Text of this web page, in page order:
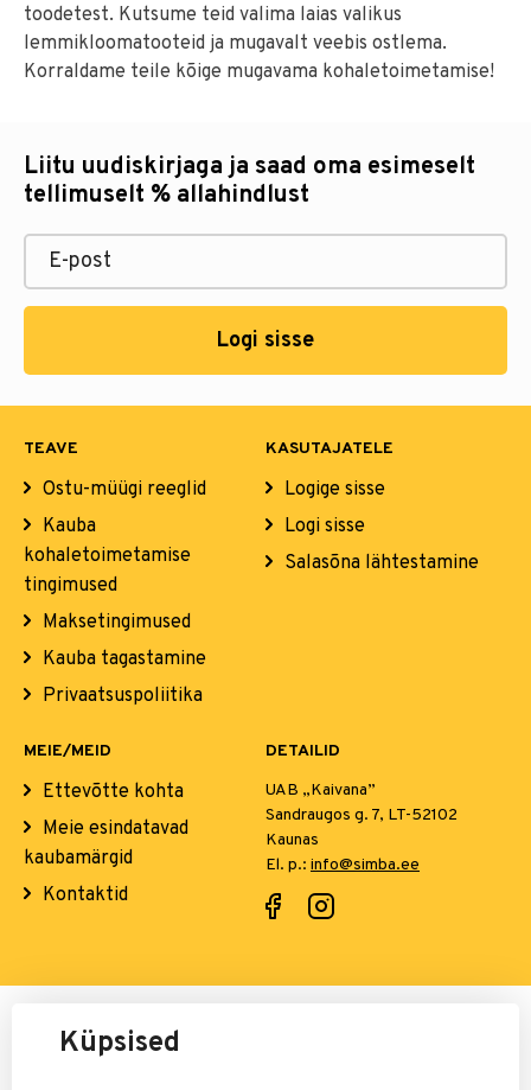
toodetest. Kutsume teid valima laias valikus
lemmikloomatooteid ja mugavalt veebis ostlema.
Korraldame teile kõige mugavama kohaletoimetamise!
Liitu uudiskirjaga ja saad oma esimeselt
tellimuselt % allahindlust
Logi sisse
TEAVE
Ostu-müügi reeglid
Kauba
kohaletoimetamise
tingimused
Maksetingimused
Kauba tagastamine
Privaatsuspoliitika
KASUTAJATELE
Logige sisse
Logi sisse
Salasõna lähtestamine
MEIE/MEID
Ettevõtte kohta
Meie esindatavad
kaubamärgid
Kontaktid
DETAILID
UAB „Kaivana”
Sandraugos g. 7, LT-52102
Kaunas
El. p.: info@simba.ee
Maksete eest vastutab:
Küpsised